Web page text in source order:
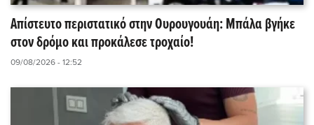
Απίστευτο περιστατικό στην Ουρουγουάη: Μπάλα βγήκε
στον δρόμο και προκάλεσε τροχαίο!
09/08/2026 - 12:52